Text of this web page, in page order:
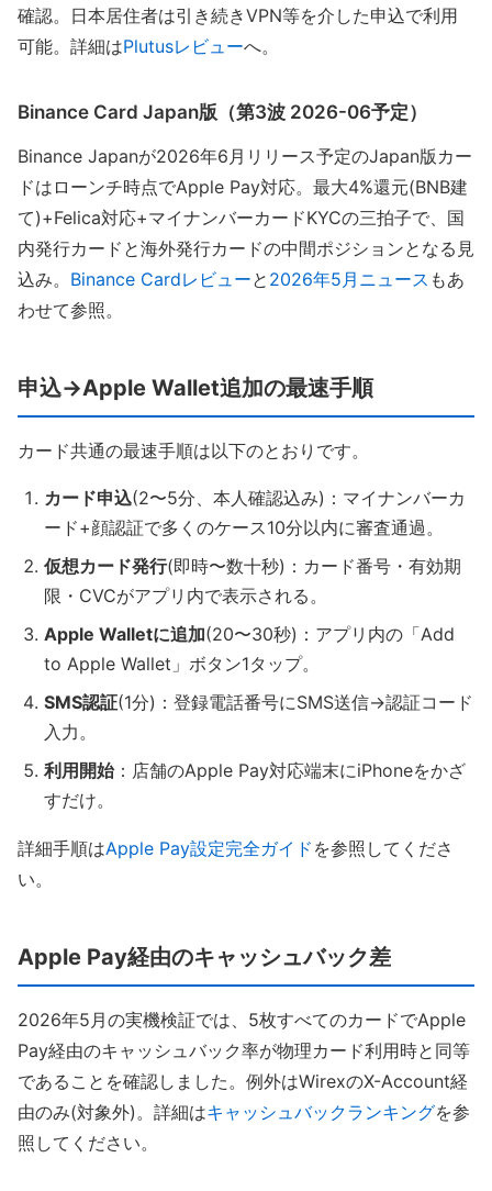
確認。日本居住者は引き続きVPN等を介した申込で利用
可能。詳細はPlutusレビューへ。
Binance Card Japan版（第3波 2026-06予定）
Binance Japanが2026年6月リリース予定のJapan版カー
ドはローンチ時点でApple Pay対応。最大4%還元(BNB建
て)+Felica対応+マイナンバーカードKYCの三拍子で、国
内発行カードと海外発行カードの中間ポジションとなる見
込み。 Binance Cardレビューと 2026年5月ニュース もあ
わせて参照。
申込→Apple Wallet追加の最速手順
カード共通の最速手順は以下のとおりです。
カード申込(2〜5分、本人確認込み)：マイナンバーカ
ード+顔認証で多くのケース10分以内に審査通過。
仮想カード発行(即時〜数十秒)：カード番号・有効期
限・CVCがアプリ内で表示される。
Apple Walletに追加(20〜30秒)：アプリ内の「Add
to Apple Wallet」ボタン1タップ。
SMS認証(1分)：登録電話番号にSMS送信→認証コード
入力。
利用開始：店舗のApple Pay対応端末にiPhoneをかざ
すだけ。
詳細手順はApple Pay設定完全ガイド を参照してくださ
い。
Apple Pay経由のキャッシュバック差
2026年5月の実機検証では、5枚すべてのカードでApple
Pay経由のキャッシュバック率が物理カード利用時と同等
であることを確認しました。例外はWirexのX-Account経
由のみ(対象外)。詳細はキャッシュバックランキングを参
照してください。